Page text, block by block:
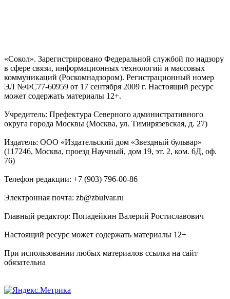
«Сокол». Зарегистрировано Федеральной службой по надзору
в сфере связи, информационных технологий и массовых
коммуникаций (Роскомнадзором). Регистрационный номер
ЭЛ №ФС77-60959 от 17 сентября 2009 г. Настоящий ресурс
может содержать материалы 12+.
Учредитель: Префектура Северного административного
округа города Москвы (Москва, ул. Тимирязевская, д. 27)
Издатель: ООО «Издательский дом «Звездный бульвар»
(117246, Москва, проезд Научный, дом 19, эт. 2, ком. 6Д, оф.
76)
Телефон редакции: +7 (903) 796-00-86
Электронная почта: zb@zbulvar.ru
Главный редактор: Попадейкин Валерий Ростиславович
Настоящий ресурс может содержать материалы 12+
При использовании любых материалов ссылка на сайт
обязательна